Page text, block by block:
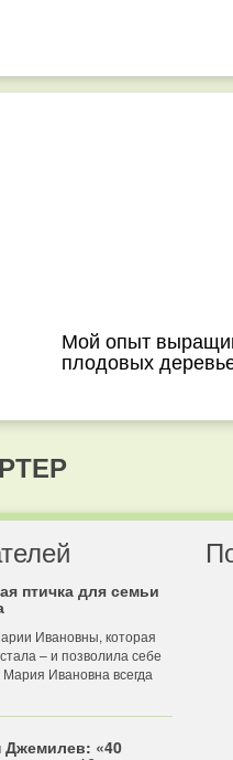
Мой опыт
плодовых
птичка для семьи
Ивановны, которая
– и позволила себе
Мария Ивановна всегда
Джемилев: «40